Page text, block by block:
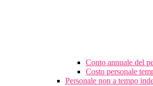
Conto annuale del
Costo personale
Personale non a tempo